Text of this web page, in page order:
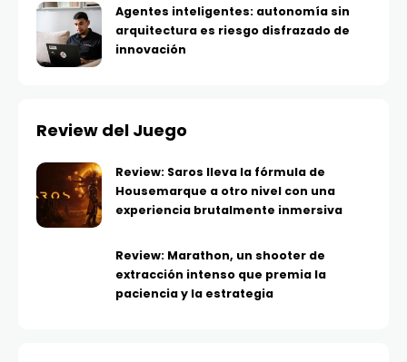
Agentes inteligentes: autonomía sin
arquitectura es riesgo disfrazado de
innovación
Review del Juego
Review: Saros lleva la fórmula de
Housemarque a otro nivel con una
experiencia brutalmente inmersiva
Review: Marathon, un shooter de
extracción intenso que premia la
paciencia y la estrategia